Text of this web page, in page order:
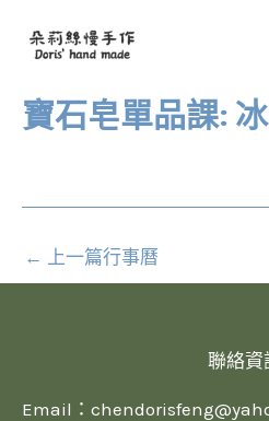
寶石皂單品課:
← 上一篇行事曆
聯絡資
Email：